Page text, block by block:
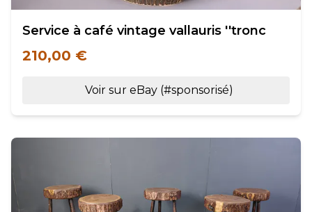
Service à café vintage vallauris ''tronc
210,00 €
Voir sur eBay (#sponsorisé)